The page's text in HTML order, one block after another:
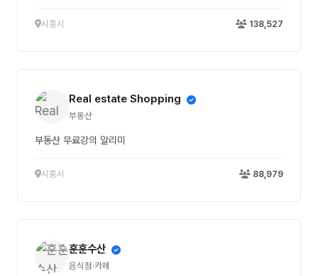
시흥시 138,527
Real estate Shopping
부동산
부동산 무료강의 알리미
시흥시 88,979
훈훈수산
음식점·카페